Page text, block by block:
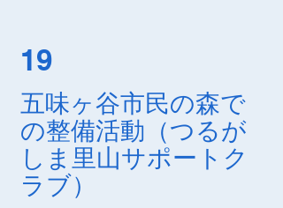
19
五味ヶ谷市民の森で
の整備活動（つるが
しま里山サポートク
ラブ）